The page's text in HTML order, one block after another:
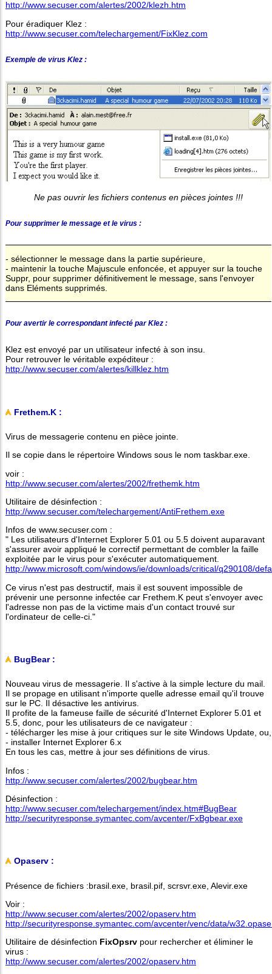
http://www.secuser.com/alertes/2002/klezh.htm
Pour éradiquer Klez :
http://www.secuser.com/telechargement/FixKlez.com
Exemple de virus Klez :
Ne pas ouvrir les fichiers contenus en pièces jointes !!!
Pour supprimer le message et le virus :
- sélectionner le message dans la partie supérieure,
- maintenir la touche Majuscule enfoncée, et appuyer sur la touche
Suppr, pour supprimer définitivement le message, sans l'envoyer
dans Eléments supprimés.
Pour avertir le correspondant infecté par Klez :
Klez est envoyé par un utilisateur infecté à son insu.
Pour retrouver le véritable expéditeur :
http://www.secuser.com/alertes/killklez.htm
Frethem.K :
Virus de messagerie contenu en pièce jointe.
Il se copie dans le répertoire Windows sous le nom taskbar.exe.
voir :
http://www.secuser.com/alertes/2002/frethemk.htm
Utilitaire de désinfection :
http://www.secuser.com/telechargement/AntiFrethem.exe
Infos de www.secuser.com :
" Les utilisateurs d'Internet Explorer 5.01 ou 5.5 doivent auparavant
s'assurer avoir appliqué le correctif permettant de combler la faille
exploitée par le virus pour s'exécuter automatiquement.
http://www.microsoft.com/windows/ie/downloads/critical/q290108/
Ce virus n'est pas destructif, mais il est souvent impossible de
prévenir une personne infectée car Frethem.K peut s'envoyer avec
l'adresse non pas de la victime mais d'un contact trouvé sur
l'ordinateur de celle-ci."
BugBear :
Nouveau virus de messagerie. Il s'active à la simple lecture du mail.
Il se propage en utilisant n'importe quelle adresse email qu'il trouve
sur le PC. Il désactive les antivirus.
Il profite de la fameuse faille de sécurité d'Internet Explorer 5.01 et
5.5, donc, pour les utilisateurs de ce navigateur :
- télécharger les mise à jour critiques sur le site Windows Update, ou,
- installer Internet Explorer 6.x
En tous les cas, mettre à jour ses définitions de virus.
Infos :
http://www.secuser.com/alertes/2002/bugbear.htm
Désinfection :
http://www.secuser.com/telechargement/index.htm#BugBear
http://securityresponse.symantec.com/avcenter/FxBgbear.exe
Opaserv :
Présence de fichiers :brasil.exe, brasil.pif, scrsvr.exe, Alevir.exe
Voir :
http://www.secuser.com/alertes/2002/opaserv.htm
http://securityresponse.symantec.com/avcenter/venc/data/
Utilitaire de désinfection FixOpsrv pour rechercher et éliminer le
virus :
http://www.secuser.com/alertes/2002/opaserv.htm